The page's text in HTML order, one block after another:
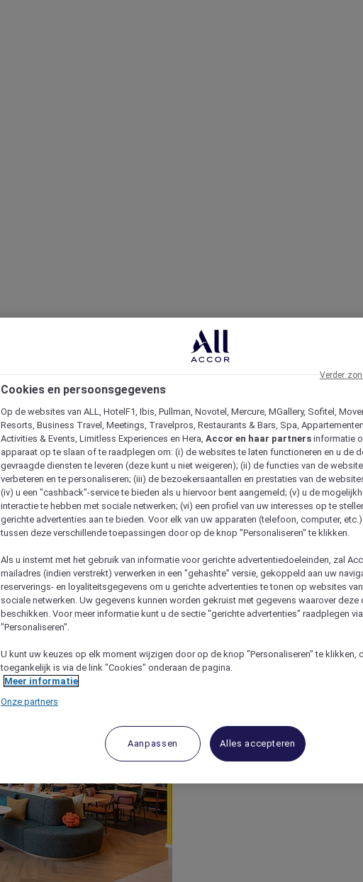
Cookies en persoonsgegevens
Op de websites van ALL, HotelF1, Ibis, Pullman, Novotel, Mercure, MGallery, Sofitel,
Resorts, Business Travel, Meetings, Travelpros, Restaurants & Bars, Spa,
Activities & Events, Limitless Experiences en Hera, Accor en haar partners informatie
apparaat op te slaan of te raadplegen om: (i) de websites te laten functioneren en u de
gevraagde diensten te leveren (deze kunt u niet weigeren); (ii) de functies van de
verbeteren en te personaliseren; (iii) de bezoekersaantallen en prestaties van de
(iv) u een "cashback"-service te bieden als u hiervoor bent aangemeld; (v) u de
interactie te hebben met sociale netwerken; (vi) een profiel van uw interesses op te
gerichte advertenties aan te bieden. Voor elk van uw apparaten (telefoon, computer,
tussen deze verschillende toepassingen door op de knop "Personaliseren" te klikken.
Als u instemt met het gebruik van informatie voor gerichte advertentiedoeleinden, zal
mailadres (indien verstrekt) verwerken in een "gehashte" versie, gekoppeld aan uw
reserverings- en loyaliteitsgegevens om u gerichte advertenties te tonen op websites
sociale netwerken. Uw gegevens kunnen worden gekruist met gegevens waarover deze
beschikken. Voor meer informatie kunt u de sectie "gerichte advertenties" raadplegen
"Personaliseren".
U kunt uw keuzes op elk moment wijzigen door op de knop "Personaliseren" te klikken,
toegankelijk is via de link "Cookies" onderaan de pagina.
Meer informatie
Onze partners
Aanpassen Alles accepteren
Verder